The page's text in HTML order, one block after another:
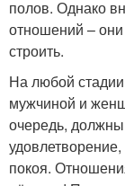
полов. Однако
отношений – они
строить.
На любой
мужчиной и
очередь, должны
покоя.